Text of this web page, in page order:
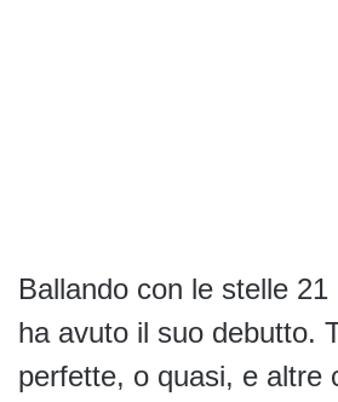
Ballando con le stelle
ha avuto il suo debutto.
perfette, o quasi, e altre